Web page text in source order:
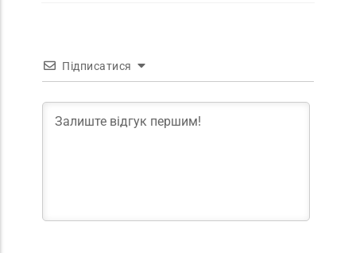
Підписатися